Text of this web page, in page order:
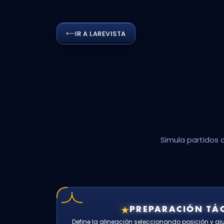
IR A LAREVISTA
Simula partidos
★ PREPARACIÓN
Define la alineación seleccionando posición y